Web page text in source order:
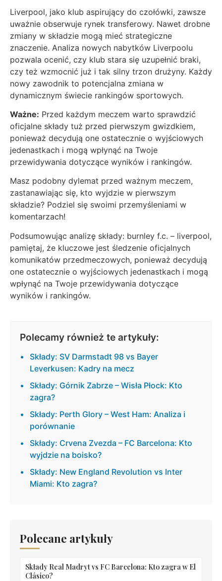
Liverpool, jako klub aspirujący do czołówki, zawsze
uważnie obserwuje rynek transferowy. Nawet drobne
zmiany w składzie mogą mieć strategiczne
znaczenie. Analiza nowych nabytków Liverpoolu
pozwala ocenić, czy klub stara się uzupełnić braki,
czy też wzmocnić już i tak silny trzon drużyny. Każdy
nowy zawodnik to potencjalna zmiana w
dynamicznym świecie rankingów sportowych.
Ważne: Przed każdym meczem warto sprawdzić
oficjalne składy tuż przed pierwszym gwizdkiem,
ponieważ decydują one ostatecznie o wyjściowych
jedenastkach i mogą wpłynąć na Twoje
przewidywania dotyczące wyników i rankingów.
Masz podobny dylemat przed ważnym meczem,
zastanawiając się, kto wyjdzie w pierwszym
składzie? Podziel się swoimi przemyśleniami w
komentarzach!
Podsumowując analizę składy: burnley f.c. – liverpool,
pamiętaj, że kluczowe jest śledzenie oficjalnych
komunikatów przedmeczowych, ponieważ decydują
one ostatecznie o wyjściowych jedenastkach i mogą
wpłynąć na Twoje przewidywania dotyczące
wyników i rankingów.
Polecamy również te artykuły:
Składy: SV Darmstadt 98 vs Bayer
Leverkusen: Kadry na mecz
Składy: Górnik Zabrze – Wisła Płock: Kto
zagra?
Składy: Perth Glory – West Ham: Analiza i
porównanie
Składy: Crvena Zvezda – FC Barcelona: Kto
wyjdzie na boisko?
Składy: New England Revolution vs Inter
Miami: Kto zagra?
Polecane artykuły
Składy Real Madryt vs FC Barcelona: Kto zagra w El
Clásico?